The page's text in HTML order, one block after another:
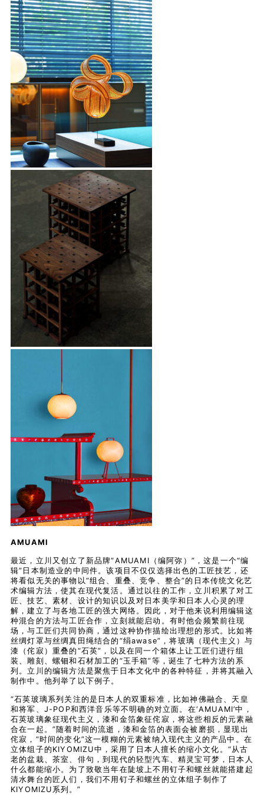
AMUAMI
最近，立川又创立了新品牌“AMUAMI（编阿弥）”，这是一个“编
辑”日本制造业的中间件。该项目不仅仅选择出色的工匠技艺，还
将看似无关的事物以“组合、重叠、竞争、整合”的日本传统文化艺
术编辑方法，使其在现代复活。通过以往的工作，立川积累了对工
匠、技艺、素材、设计的知识以及对日本美学和日本人心灵的理
解，建立了与各地工匠的强大网络。因此，对于他来说利用编辑这
种混合的方法与工匠合作，立刻就能启动。有时他会频繁前往现
场，与工匠们共同协商，通过这种协作描绘出理想的形式。比如将
丝绸灯罩与丝绸真田绳结合的“绢awase”，将玻璃（现代主义）与
漆（侘寂）重叠的“石英”，以及在同一个箱体上让工匠们进行组
装、雕刻、螺钿和石材加工的“玉手箱”等，诞生了七种方法的系
列。立川的编辑方法是聚焦于日本文化中的各种特征，并将其融入
制作中。他列举了以下例子。
“石英玻璃系列关注的是日本人的双重标准，比如神佛融合、天皇
和将军、J-POP和西洋音乐等不明确的对立面。在‘AMUAMI’中，
石英玻璃象征现代主义，漆和金箔象征侘寂，将这些相反的元素融
合在一起。”随着时间的流逝，漆和金箔的表面会被磨损，显现出
侘寂，“时间的变化”这一模糊的元素被纳入现代主义的产品中。在
立体组子的KIYOMIZU中，采用了日本人擅长的缩小文化。“从古
老的盆栽、茶室、俳句，到现代的轻型汽车、精灵宝可梦，日本人
什么都能缩小。为了致敬当年在陡坡上不用钉子和螺丝就能搭建起
清水舞台的匠人们，我们不用钉子和螺丝的立体组子制作了
KIYOMIZU系列。”